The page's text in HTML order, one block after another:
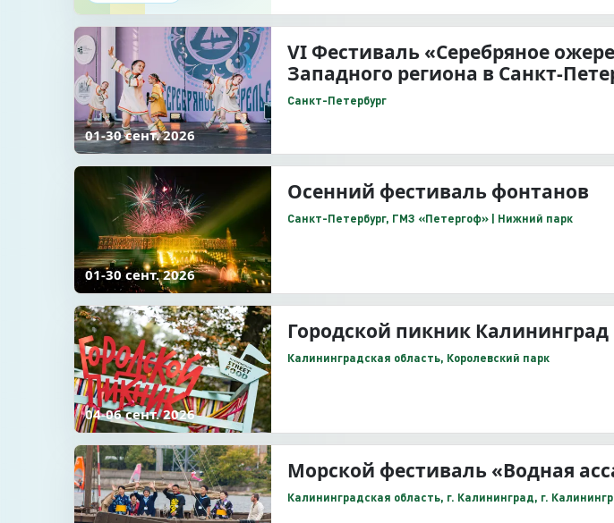
01-30 сент. 2026
VI Фестиваль «Серебряное
Западного региона в Санкт-
Санкт-Петербург
01-30 сент. 2026
Осенний фестиваль фонтанов
Санкт-Петербург, ГМЗ «Петергоф» | Нижний парк
04-06 сент. 2026
Городской пикник Калининград
Калининградская область, Королевский парк
Морской фестиваль «Водная
Калининградская область, г. Калининград, г.